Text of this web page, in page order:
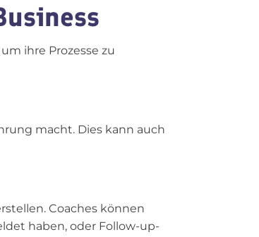
ihre Prozesse zu
macht. Dies kann auch
Coaches können
haben, oder Follow-up-